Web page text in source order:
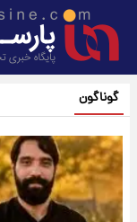
گوناگون